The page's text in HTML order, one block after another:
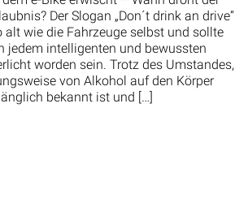
Der Slogan „Don´t drink an drive“
alt wie die Fahrzeuge selbst und sollte
jedem intelligenten und bewussten
worden sein. Trotz des Umstandes,
von Alkohol auf den Körper
bekannt ist und […]